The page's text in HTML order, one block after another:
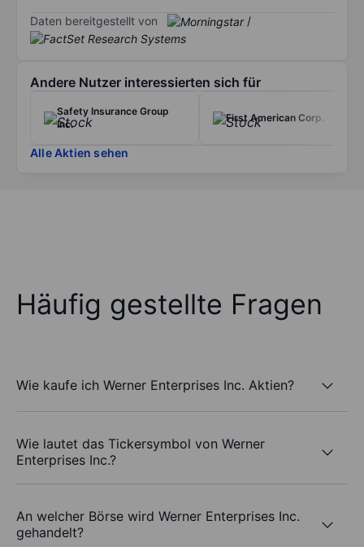
Daten bereitgestellt von /
Andere Nutzer interessierten sich für
Safety Insurance Group
Inc.
First American Corp.
Alle Aktien sehen
Häufig gestellte Fragen
Wie kaufe ich Werner Enterprises Inc. Aktien?
Wie lautet das Tickersymbol von Werner
Enterprises Inc.?
An welcher Börse wird Werner Enterprises Inc.
gehandelt?